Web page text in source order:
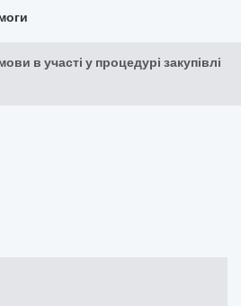
в участі у процедурі закупівлі